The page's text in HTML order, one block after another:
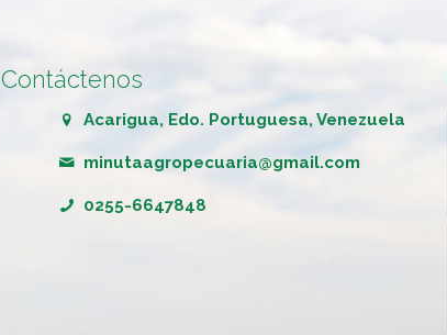
Contáctenos
Acarigua, Edo. Portuguesa, Venezuela
minutaagropecuaria@gmail.com
0255-6647848